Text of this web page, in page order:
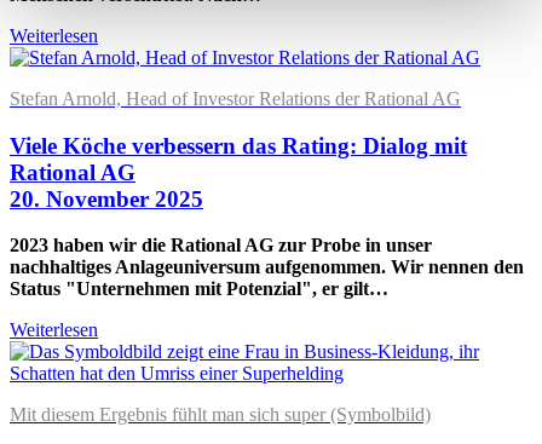
Weiterlesen
Stefan Arnold, Head of Investor Relations der Rational AG
Viele Köche verbessern das Rating: Dialog mit
Rational AG
20. November 2025
2023 haben wir die Rational AG zur Probe in unser
nachhaltiges Anlageuniversum aufgenommen. Wir nennen den
Status "Unternehmen mit Potenzial", er gilt…
Weiterlesen
Mit diesem Ergebnis fühlt man sich super (Symbolbild)